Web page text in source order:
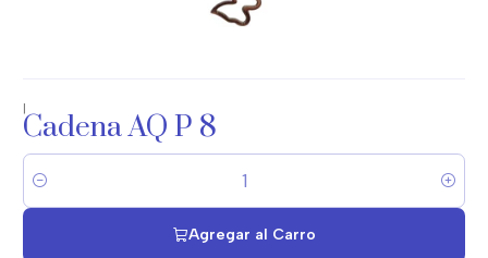
|
Cadena AQ P 8
Cantidad
Agregar al Carro